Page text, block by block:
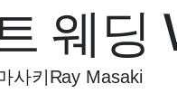
웨딩
사키Ray Masaki